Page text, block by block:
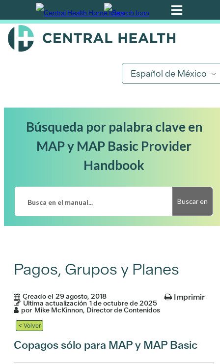
Ir
al
contenido
Español de México
Búsqueda por palabra clave en
MAP y MAP Basic Provider
Handbook
Buscar en
Pagos, Grupos y Planes
Creado el 29 agosto, 2018
Última actualización 1 de octubre de 2025
por Mike McKinnon, Director de Contenidos
Imprimir
< Volver
Copagos sólo para MAP y MAP Basic